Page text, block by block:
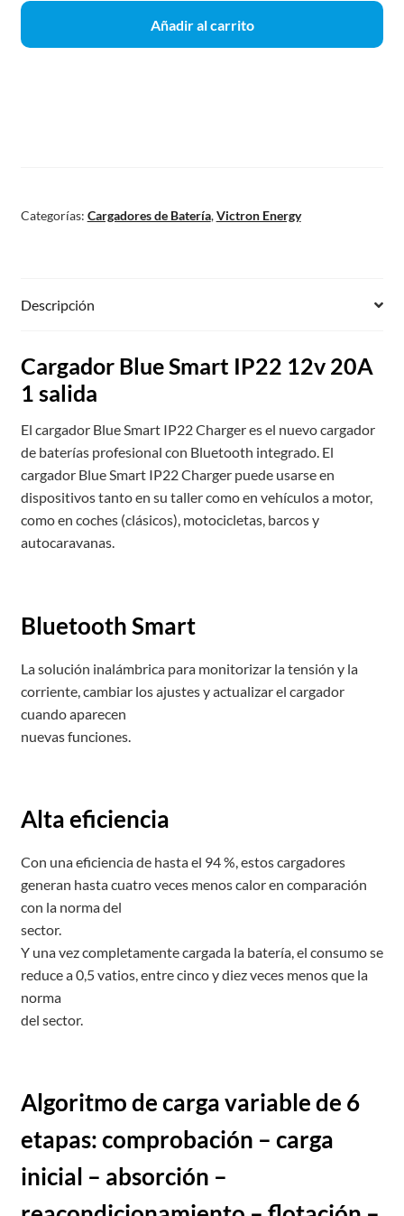
Añadir al carrito
Categorías: Cargadores de Batería,Victron Energy
Descripción
Cargador Blue Smart IP22 12v 20A
1 salida
El cargador Blue Smart IP22 Charger es el nuevo cargador
de baterías profesional con Bluetooth integrado. El
cargador Blue Smart IP22 Charger puede usarse en
dispositivos tanto en su taller como en vehículos a motor,
como en coches (clásicos), motocicletas, barcos y
autocaravanas.
Bluetooth Smart
La solución inalámbrica para monitorizar la tensión y la
corriente, cambiar los ajustes y actualizar el cargador
cuando aparecen
nuevas funciones.
Alta eficiencia
Con una eficiencia de hasta el 94 %, estos cargadores
generan hasta cuatro veces menos calor en comparación
con la norma del
sector.
Y una vez completamente cargada la batería, el consumo se
reduce a 0,5 vatios, entre cinco y diez veces menos que la
norma
del sector.
Algoritmo de carga variable de 6
etapas: comprobación – carga
inicial – absorción –